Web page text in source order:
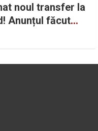
noul transfer la
Anunțul făcut
| Sport.ro